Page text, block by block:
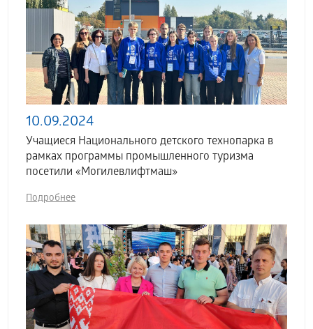
10.09.2024
Учащиеся Национального детского технопарка в
рамках программы промышленного туризма
посетили «Могилевлифтмаш»
Подробнее